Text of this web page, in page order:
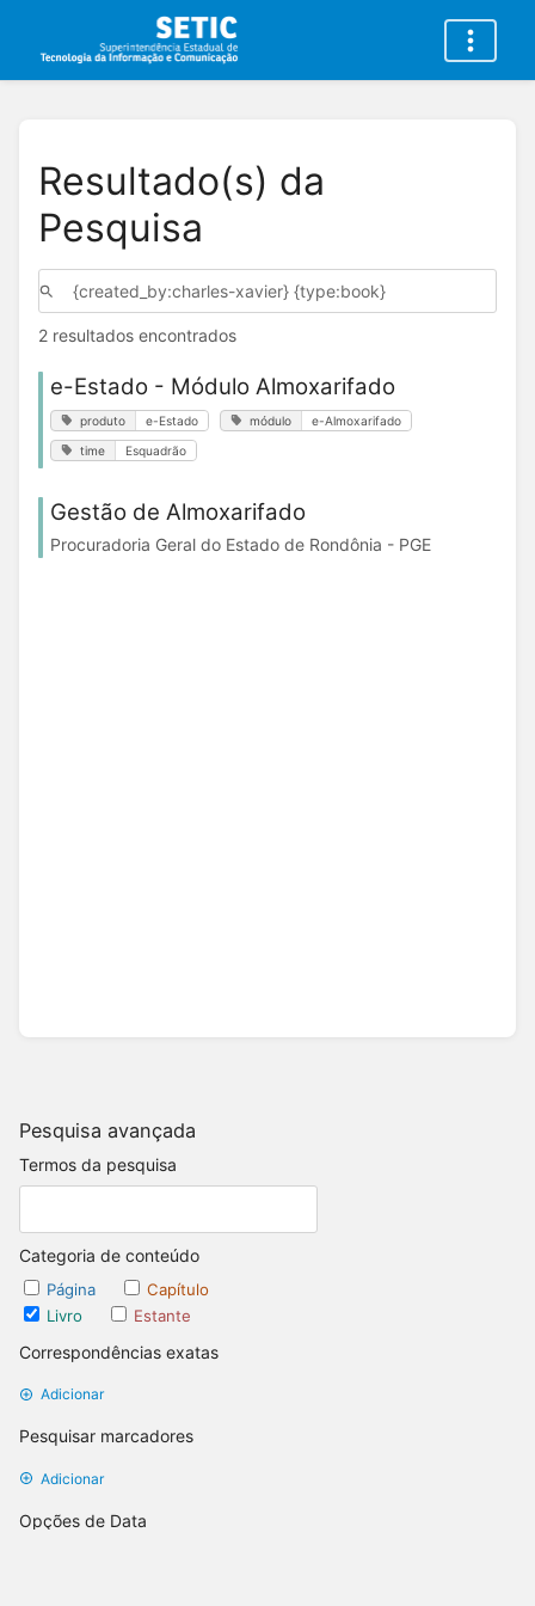
Pesquisa avançada
Termos da pesquisa
Categoria de conteúdo
Página
Capítulo
Livro
Estante
Correspondências exatas
Adicionar
Pesquisar marcadores
Adicionar
Opções de Data
Resultado(s) da
Pesquisa
2 resultados encontrados
e-Estado - Módulo Almoxarifado
produto e-Estado módulo e-Almoxarifado
time Esquadrão
Gestão de Almoxarifado
Procuradoria Geral do Estado de Rondônia - PGE